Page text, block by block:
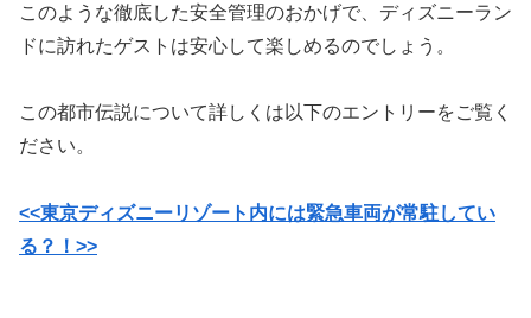
このような徹底した安全管理のおかげで、ディズニーラン
ドに訪れたゲストは安心して楽しめるのでしょう。
この都市伝説について詳しくは以下のエントリーをご覧く
ださい。
<<東京ディズニーリゾート内には緊急車両が常駐してい
る？！>>